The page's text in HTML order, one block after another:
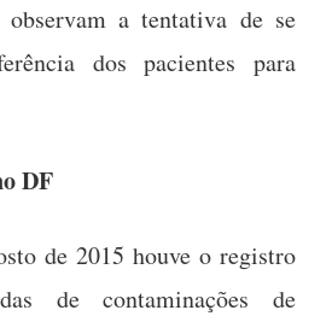
observam a tentativa de se
dos pacientes para
DF
de 2015 houve o registro
de contaminações de